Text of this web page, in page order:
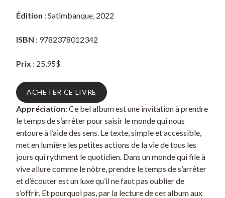
Édition : Satimbanque, 2022
ISBN : 9782378012342
Prix : 25,95$
ACHETER CE LIVRE
Appréciation: Ce bel album est une invitation à prendre
le temps de s’arrêter pour saisir le monde qui nous
entoure à l’aide des sens. Le texte, simple et accessible,
met en lumière les petites actions de la vie de tous les
jours qui rythment le quotidien. Dans un monde qui file à
vive allure comme le nôtre, prendre le temps de s’arrêter
et d’écouter est un luxe qu’il ne faut pas oublier de
s’offrir. Et pourquoi pas, par la lecture de cet album aux